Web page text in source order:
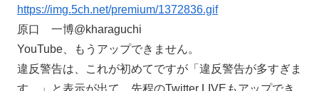
https://img.5ch.net/premium/1372836.gif
原口 一博@kharaguchi
YouTube、もうアップできません。
違反警告は、これが初めてですが「違反警告が多すぎま